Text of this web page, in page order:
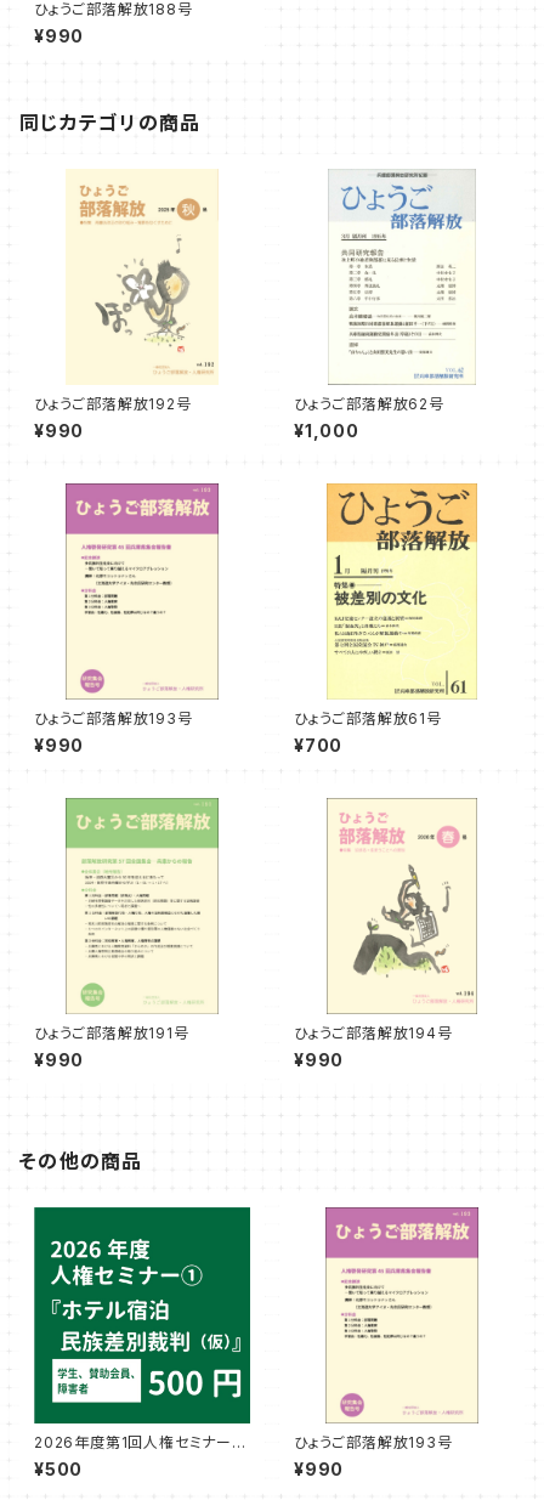
ひょうご部落解放188号
¥990
同じカテゴリの商品
ひょうご部落解放192号
¥990
ひょうご部落解放62号
¥1,000
ひょうご部落解放193号
¥990
ひょうご部落解放61号
¥700
ひょうご部落解放191号
¥990
ひょうご部落解放194号
¥990
その他の商品
2026年度第1回人権セミナー参
加券（学生・賛助会員・障害者）
『ホテル宿泊民族差別裁判
¥500
ひょうご部落解放193号
¥990